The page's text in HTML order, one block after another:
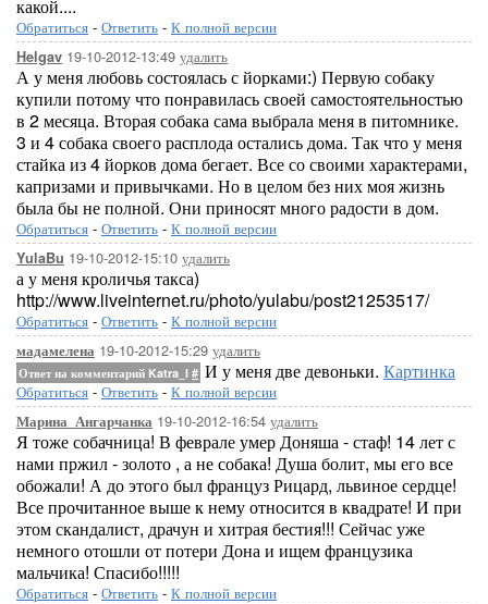
какой....
Обратиться - Ответить - К полной версии
Helgav 19-10-2012-13:49 удалить
А у меня любовь состоялась с йорками:) Первую собаку
купили потому что понравилась своей самостоятельностью
в 2 месяца. Вторая собака сама выбрала меня в питомнике.
3 и 4 собака своего расплода остались дома. Так что у меня
стайка из 4 йорков дома бегает. Все со своими характерами,
капризами и привычками. Но в целом без них моя жизнь
была бы не полной. Они приносят много радости в дом.
Обратиться - Ответить - К полной версии
YulaBu 19-10-2012-15:10 удалить
а у меня кроличья такса)
http://www.liveinternet.ru/photo/yulabu/post21253517/
Обратиться - Ответить - К полной версии
мадамелена 19-10-2012-15:29 удалить
Ответ на комментарий Katra_I # И у меня две девоньки. Картинка
Обратиться - Ответить - К полной версии
Марина_Ангарчанка 19-10-2012-16:54 удалить
Я тоже собачница! В феврале умер Доняша - стаф! 14 лет с
нами пржил - золото , а не собака! Душа болит, мы его все
обожали! А до этого был француз Рицард, львиное сердце!
Все прочитанное выше к нему относится в квадрате! И при
этом скандалист, драчун и хитрая бестия!!! Сейчас уже
немного отошли от потери Дона и ищем французика
мальчика! Спасибо!!!!!
Обратиться - Ответить - К полной версии